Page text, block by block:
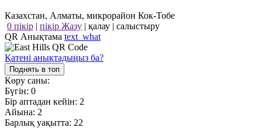
Казахстан, Алматы, микрорайон Кок-Тобе
0 пікір | пікір Жазу | қалау | салыстыру
QR Анықтама text_what
Қатені анықтадыңыз ба?
Поднять в топ
Көру саны:
Бүгін: 0
Бір аптадан кейін: 2
Айына: 2
Барлық уақытта: 22